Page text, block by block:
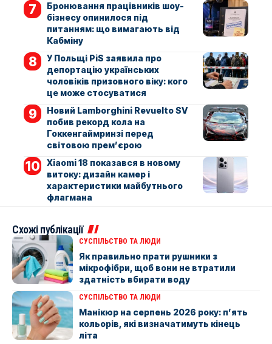
Бронювання працівників шоу-
бізнесу опинилося під
питанням: що вимагають від
Кабміну
У Польщі PiS заявила про
депортацію українських
чоловіків призовного віку: кого
це може стосуватися
Новий Lamborghini Revuelto SV
побив рекорд кола на
Гоккенгаймринзі перед
світовою прем’єрою
Xiaomi 18 показався в новому
витоку: дизайн камер і
характеристики майбутнього
флагмана
Схожі публікації
СУСПІЛЬСТВО ТА ЛЮДИ
Як правильно прати рушники з
мікрофібри, щоб вони не втратили
здатність вбирати воду
СУСПІЛЬСТВО ТА ЛЮДИ
Манікюр на серпень 2026 року: п’ять
кольорів, які визначатимуть кінець
літа